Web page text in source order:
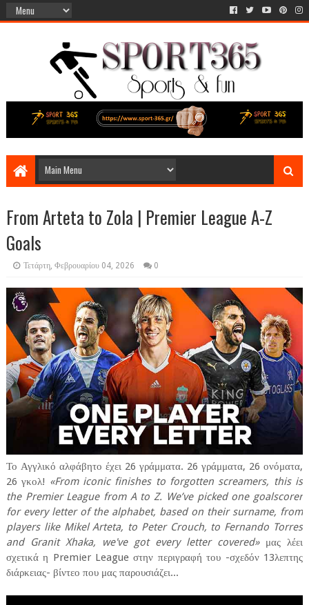
From Arteta to Zola | Premier League A-Z
Goals
Τετάρτη, Φεβρουαρίου 04, 2026 0
Το Αγγλικό αλφάβητο έχει 26 γράμματα. 26 γράμματα, 26 ονόματα,
26 γκολ! «From iconic finishes to forgotten screamers, this is
the Premier League from A to Z. We’ve picked one goalscorer
for every letter of the alphabet, based on their surname, from
players like Mikel Arteta, to Peter Crouch, to Fernando Torres
and Granit Xhaka, we've got every letter covered»μας λέει
σχετικά η Premier League στην περιγραφή του -σχεδόν 13λεπτης
διάρκειας- βίντεο που μας παρουσιάζει...